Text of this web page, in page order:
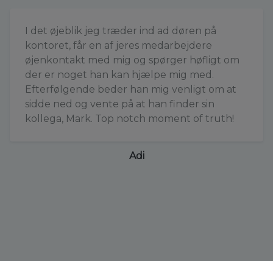
I det øjeblik jeg træder ind ad døren på
kontoret, får en af jeres medarbejdere
øjenkontakt med mig og spørger høfligt om
der er noget han kan hjælpe mig med.
Efterfølgende beder han mig venligt om at
sidde ned og vente på at han finder sin
kollega, Mark. Top notch moment of truth!
Adi